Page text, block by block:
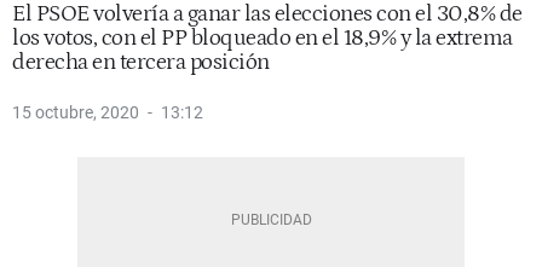
El PSOE volvería a ganar las elecciones con el 30,8% de
los votos, con el PP bloqueado en el 18,9% y la extrema
derecha en tercera posición
15 octubre, 2020 13:12